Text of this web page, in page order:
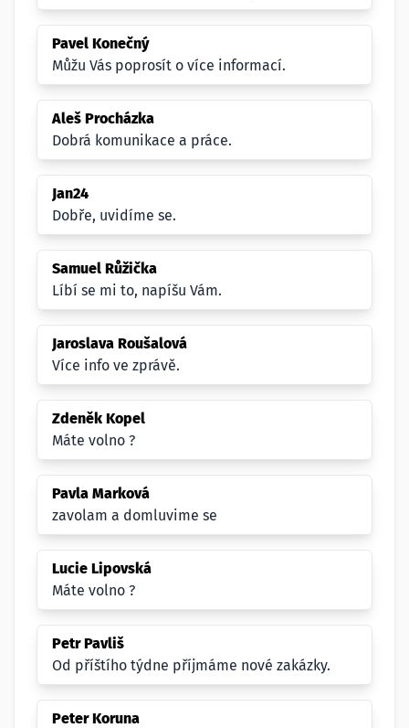
Pavel Konečný
Můžu Vás poprosít o více informací.
Aleš Procházka
Dobrá komunikace a práce.
Jan24
Dobře, uvidíme se.
Samuel Růžička
Líbí se mi to, napíšu Vám.
Jaroslava Roušalová
Více info ve zprávě.
Zdeněk Kopel
Máte volno ?
Pavla Marková
zavolam a domluvime se
Lucie Lipovská
Máte volno ?
Petr Pavliš
Od příštího týdne příjmáme nové zakázky.
Peter Koruna